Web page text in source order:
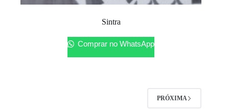
Sintra
Comprar no WhatsApp
PRÓXIMA